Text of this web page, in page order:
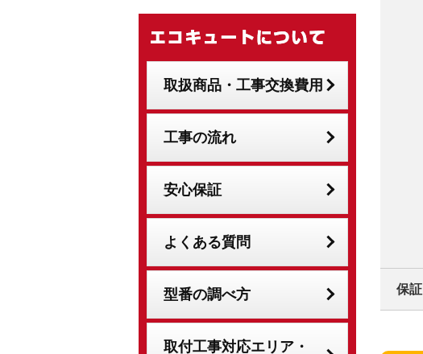
保証
取扱商品・工事交換費用
工事の流れ
安心保証
よくある質問
型番の調べ方
取付工事対応エリア・